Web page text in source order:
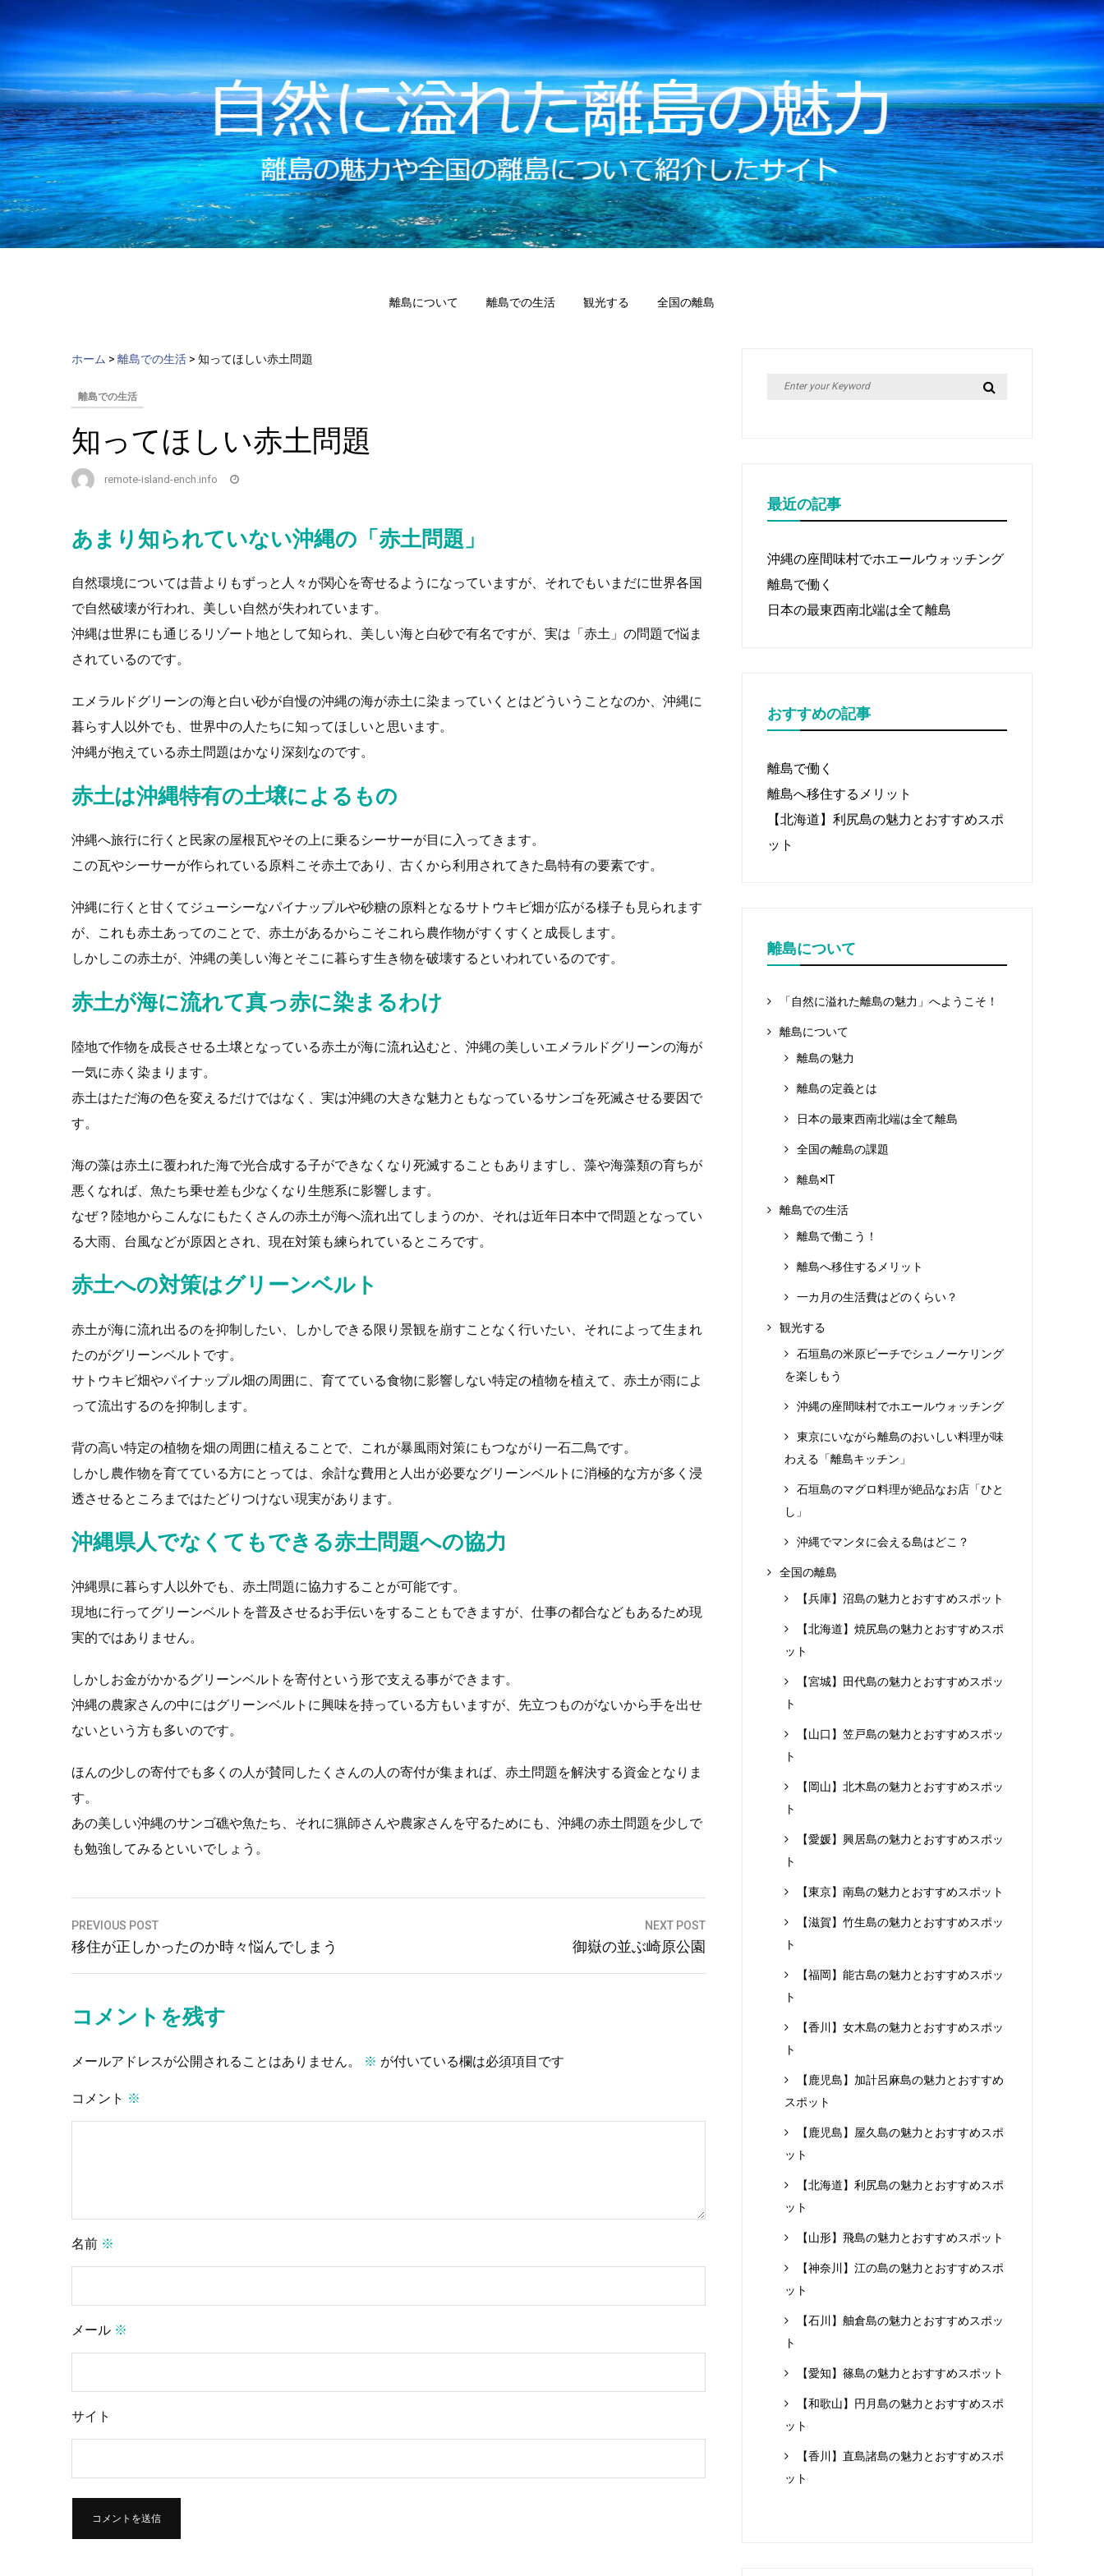
離島について 離島での生活 観光する 全国の離島
ホーム > 離島での生活 > 知ってほしい赤土問題
離島での生活
知ってほしい赤土問題
remote-island-ench.info
あまり知られていない沖縄の「赤土問題」
自然環境については昔よりもずっと人々が関心を寄せるようになっていますが、それでもいまだに世界各国
で自然破壊が行われ、美しい自然が失われています。
沖縄は世界にも通じるリゾート地として知られ、美しい海と白砂で有名ですが、実は「赤土」の問題で悩ま
されているのです。
エメラルドグリーンの海と白い砂が自慢の沖縄の海が赤土に染まっていくとはどういうことなのか、沖縄に
暮らす人以外でも、世界中の人たちに知ってほしいと思います。
沖縄が抱えている赤土問題はかなり深刻なのです。
赤土は沖縄特有の土壌によるもの
沖縄へ旅行に行くと民家の屋根瓦やその上に乗るシーサーが目に入ってきます。
この瓦やシーサーが作られている原料こそ赤土であり、古くから利用されてきた島特有の要素です。
沖縄に行くと甘くてジューシーなパイナップルや砂糖の原料となるサトウキビ畑が広がる様子も見られます
が、これも赤土あってのことで、赤土があるからこそこれら農作物がすくすくと成長します。
しかしこの赤土が、沖縄の美しい海とそこに暮らす生き物を破壊するといわれているのです。
赤土が海に流れて真っ赤に染まるわけ
陸地で作物を成長させる土壌となっている赤土が海に流れ込むと、沖縄の美しいエメラルドグリーンの海が
一気に赤く染まります。
赤土はただ海の色を変えるだけではなく、実は沖縄の大きな魅力ともなっているサンゴを死滅させる要因で
す。
海の藻は赤土に覆われた海で光合成する子ができなくなり死滅することもありますし、藻や海藻類の育ちが
悪くなれば、魚たち乗せ差も少なくなり生態系に影響します。
なぜ？陸地からこんなにもたくさんの赤土が海へ流れ出てしまうのか、それは近年日本中で問題となってい
る大雨、台風などが原因とされ、現在対策も練られているところです。
赤土への対策はグリーンベルト
赤土が海に流れ出るのを抑制したい、しかしできる限り景観を崩すことなく行いたい、それによって生まれ
たのがグリーンベルトです。
サトウキビ畑やパイナップル畑の周囲に、育てている食物に影響しない特定の植物を植えて、赤土が雨によ
って流出するのを抑制します。
背の高い特定の植物を畑の周囲に植えることで、これが暴風雨対策にもつながり一石二鳥です。
しかし農作物を育てている方にとっては、余計な費用と人出が必要なグリーンベルトに消極的な方が多く浸
透させるところまではたどりつけない現実があります。
沖縄県人でなくてもできる赤土問題への協力
沖縄県に暮らす人以外でも、赤土問題に協力することが可能です。
現地に行ってグリーンベルトを普及させるお手伝いをすることもできますが、仕事の都合などもあるため現
実的ではありません。
しかしお金がかかるグリーンベルトを寄付という形で支える事ができます。
沖縄の農家さんの中にはグリーンベルトに興味を持っている方もいますが、先立つものがないから手を出せ
ないという方も多いのです。
ほんの少しの寄付でも多くの人が賛同したくさんの人の寄付が集まれば、赤土問題を解決する資金となりま
す。
あの美しい沖縄のサンゴ礁や魚たち、それに猟師さんや農家さんを守るためにも、沖縄の赤土問題を少しで
も勉強してみるといいでしょう。
投
稿
ナ
ビ
ー
シ
ョ
PREVIOUS POST
移住が正しかったのか時々悩んでしまう
NEXT POST
御嶽の並ぶ崎原公園
コメントを残す
メールアドレスが公開されることはありません。 ※ が付いている欄は必須項目です
コメント ※
名前 ※
メール ※
サイト
Search
最近の記事
沖縄の座間味村でホエールウォッチング
離島で働く
日本の最東西南北端は全て離島
おすすめの記事
離島で働く
離島へ移住するメリット
【北海道】利尻島の魅力とおすすめスポ
ット
離島について
「自然に溢れた離島の魅力」へようこそ！
離島について
離島の魅力
離島の定義とは
日本の最東西南北端は全て離島
全国の離島の課題
離島×IT
離島での生活
離島で働こう！
離島へ移住するメリット
一カ月の生活費はどのくらい？
観光する
石垣島の米原ビーチでシュノーケリング
を楽しもう
沖縄の座間味村でホエールウォッチング
東京にいながら離島のおいしい料理が味
わえる「離島キッチン」
石垣島のマグロ料理が絶品なお店「ひと
し」
沖縄でマンタに会える島はどこ？
全国の離島
【兵庫】沼島の魅力とおすすめスポット
【北海道】焼尻島の魅力とおすすめスポ
ット
【宮城】田代島の魅力とおすすめスポッ
ト
【山口】笠戸島の魅力とおすすめスポッ
ト
【岡山】北木島の魅力とおすすめスポッ
ト
【愛媛】興居島の魅力とおすすめスポッ
ト
【東京】南島の魅力とおすすめスポット
【滋賀】竹生島の魅力とおすすめスポッ
ト
【福岡】能古島の魅力とおすすめスポッ
ト
【香川】女木島の魅力とおすすめスポッ
ト
【鹿児島】加計呂麻島の魅力とおすすめ
スポット
【鹿児島】屋久島の魅力とおすすめスポ
ット
【北海道】利尻島の魅力とおすすめスポ
ット
【山形】飛島の魅力とおすすめスポット
【神奈川】江の島の魅力とおすすめスポ
ット
【石川】舳倉島の魅力とおすすめスポッ
ト
【愛知】篠島の魅力とおすすめスポット
【和歌山】円月島の魅力とおすすめスポ
ット
【香川】直島諸島の魅力とおすすめスポ
ット